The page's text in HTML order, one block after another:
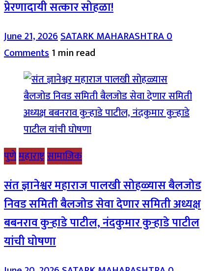
प्रेरणादायी सत्कार सोहळा!
June 21, 2026SATARK MAHARASHTRA0
Comments1 min read
पुणेमहाराष्ट्रसामाजिक
संत ज्ञानेश्वर महाराज पालखी सोहळ्यास बैलजोड
निवड समिती बैलजोड सेवा देणार समिती अध्यक्ष
बबनराव कुऱ्हाडे पाटील, नंदकुमार कुऱ्हाडे पाटील
यांची घोषणा